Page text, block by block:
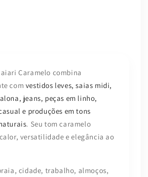
Caramelo combina
com vestidos leves, saias midi,
jeans, peças em linho,
e produções em tons
. Seu tom caramelo
versatilidade e elegância ao
cidade, trabalho, almoços,